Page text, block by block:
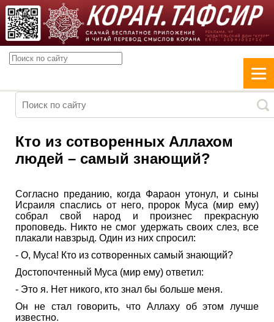
Кто из сотворенных Аллахом
людей – самый знающий?
Согласно преданию, когда Фараон утонул, и сыны
Исраиля спаслись от него, пророк Муса (мир ему)
собрал свой народ и произнес прекрасную
проповедь. Никто не смог удержать своих слез, все
плакали навзрыд. Один из них спросил:
- О, Муса! Кто из сотворенных самый знающий?
Достопочтенный Муса (мир ему) ответил:
- Это я. Нет никого, кто знал бы больше меня.
Он не стал говорить, что Аллаху об этом лучше
известно.